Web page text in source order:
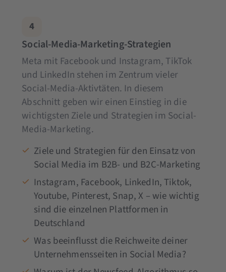
4
Social-Media-Marketing-Strategien
Meta mit Facebook und Instagram, TikTok
und LinkedIn stehen im Zentrum vieler
Social-Media-Aktivtäten. In diesem
Abschnitt geben wir einen Einstieg in die
wichtigsten Ziele und Strategien im Social-
Media-Marketing.
Ziele und Strategien für den Einsatz von
Social Media im B2B- und B2C-Marketing
Instagram, Facebook, LinkedIn, Tiktok,
Youtube, Pinterest, Snap, X – wie wichtig
sind die einzelnen Plattformen in
Deutschland
Was beeinflusst die Reichweite deiner
Unternehmensseiten in Social Media?